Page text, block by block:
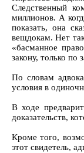
Следственный
миллионов. А
показать, она
вещдокам. Нет
«басманное
закону, только по
По словам
условия в
В ходе
доказательств,
Кроме того,
этот свидетель,